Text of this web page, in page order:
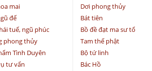
mai
đế
tuế, ngũ phúc
phong thủy
Tình Duyên
tư vấn
Dơi phong thủy
Bát tiên
Bồ đề đạt ma sư tổ
Tam thế phật
Bộ tứ linh
Bác Hồ